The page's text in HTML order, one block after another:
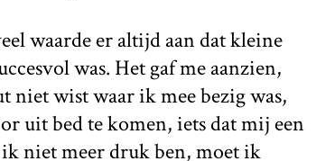
waarde er altijd aan dat kleine
was. Het gaf me aanzien,
niet wist waar ik mee bezig was,
uit bed te komen, iets dat mij een
niet meer druk ben, moet ik